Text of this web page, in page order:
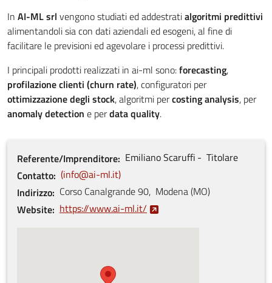
In AI-ML srl vengono studiati ed addestratialgoritmi predittivi
alimentandoli sia con dati aziendali ed esogeni, al fine di
facilitare le previsioni ed agevolare i processi predittivi.
I principali prodotti realizzati in ai-ml sono:forecasting,
profilazione clienti (churn rate), configuratori per
ottimizzazione degli stock, algoritmi percosting analysis, per
anomaly detection e perdata quality.
Referente/Imprenditore EmilianoScaruffi
Titolare
Contatto
info@ai-ml.it
Indirizzo Corso Canalgrande90, Modena(MO)
Website https://www.ai-ml.it/